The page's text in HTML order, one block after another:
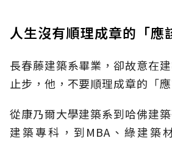
人生沒有順理成章的「應
長春藤建築系畢業，卻故意在
止步，他，不要順理成章的「應
從康乃爾大學建築系到哈佛建
建築專科，到MBA、綠建築